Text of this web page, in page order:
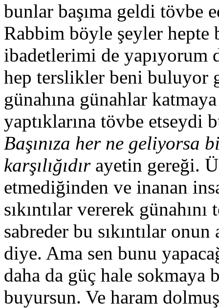
bunlar başıma geldi tövbe
Rabbim böyle şeyler
ibadetlerimi de yapıyorum
hep terslikler beni buluyor
günahına günahlar
yaptıklarına tövbe etseydi
Başınıza her ne geliyorsa
karşılığıdır ayetin gereği.
etmediğinden ve inanan
sıkıntılar vererek
sabreder bu sıkıntılar
diye. Ama sen bunu
daha da güç hale sokmaya
buyursun. Ve haram